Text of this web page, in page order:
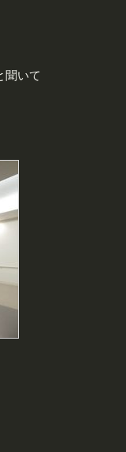
聞いて